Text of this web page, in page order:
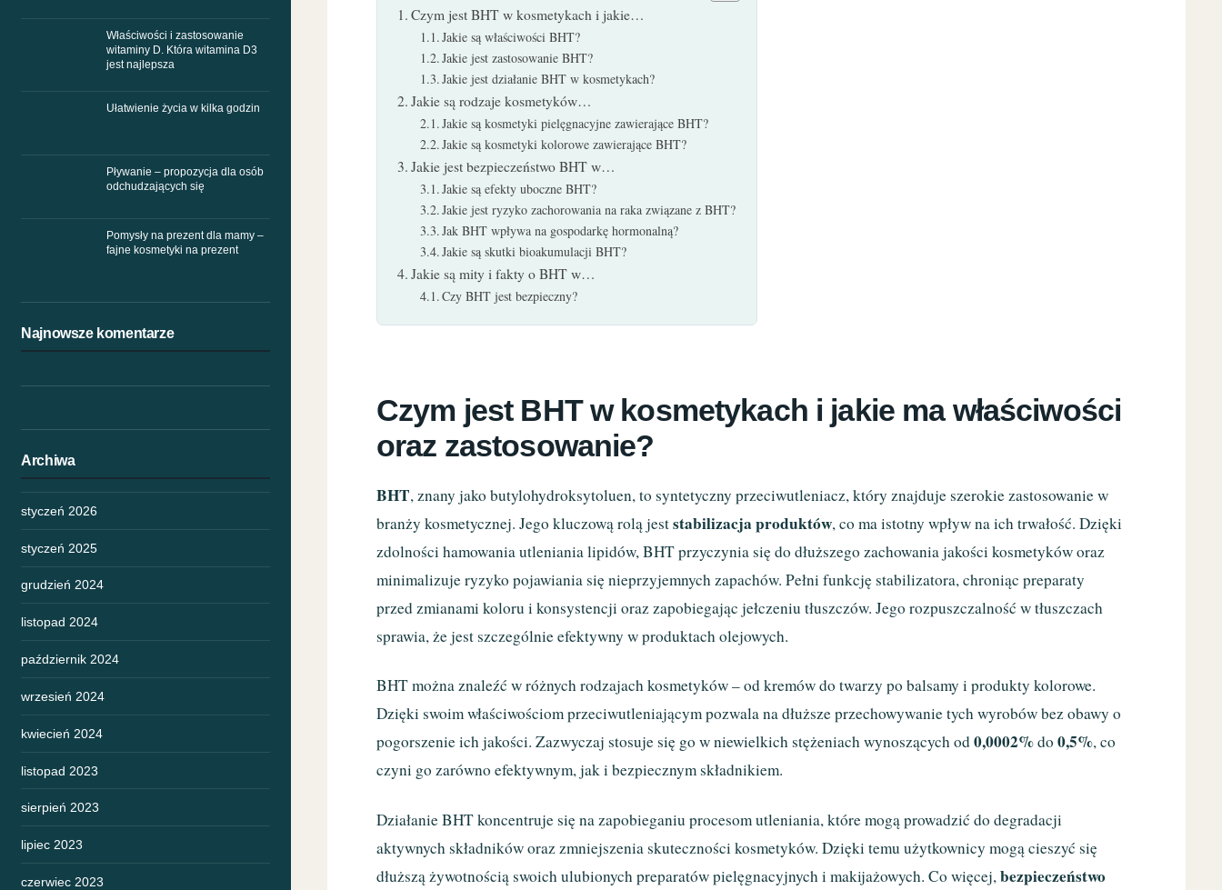
Właściwości i zastosowanie
witaminy D. Która witamina D3
jest najlepsza
Ułatwienie życia w kilka godzin
Pływanie – propozycja dla osób
odchudzających się
Pomysły na prezent dla mamy –
fajne kosmetyki na prezent
Najnowsze komentarze
Archiwa
styczeń 2026
styczeń 2025
grudzień 2024
listopad 2024
październik 2024
wrzesień 2024
kwiecień 2024
listopad 2023
sierpień 2023
lipiec 2023
czerwiec 2023
Czym jest BHT w kosmetykach i jakie…
Jakie są właściwości BHT?
Jakie jest zastosowanie BHT?
Jakie jest działanie BHT w kosmetykach?
Jakie są rodzaje kosmetyków…
Jakie są kosmetyki pielęgnacyjne zawierające BHT?
Jakie są kosmetyki kolorowe zawierające BHT?
Jakie jest bezpieczeństwo BHT w…
Jakie są efekty uboczne BHT?
Jakie jest ryzyko zachorowania na raka związane z BHT?
Jak BHT wpływa na gospodarkę hormonalną?
Jakie są skutki bioakumulacji BHT?
Jakie są mity i fakty o BHT w…
Czy BHT jest bezpieczny?
Czym jest BHT w kosmetykach i jakie ma właściwości
oraz zastosowanie?
BHT, znany jako butylohydroksytoluen, to syntetyczny przeciwutleniacz, który znajduje szerokie zastosowanie w
branży kosmetycznej. Jego kluczową rolą jeststabilizacja produktów, co ma istotny wpływ na ich trwałość. Dzięki
zdolności hamowania utleniania lipidów, BHT przyczynia się do dłuższego zachowania jakości kosmetyków oraz
minimalizuje ryzyko pojawiania się nieprzyjemnych zapachów. Pełni funkcję stabilizatora, chroniąc preparaty
przed zmianami koloru i konsystencji oraz zapobiegając jełczeniu tłuszczów. Jego rozpuszczalność w tłuszczach
sprawia, że jest szczególnie efektywny w produktach olejowych.
BHT można znaleźć w różnych rodzajach kosmetyków – od kremów do twarzy po balsamy i produkty kolorowe.
Dzięki swoim właściwościom przeciwutleniającym pozwala na dłuższe przechowywanie tych wyrobów bez obawy o
pogorszenie ich jakości. Zazwyczaj stosuje się go w niewielkich stężeniach wynoszących od0,0002%do0,5%, co
czyni go zarówno efektywnym, jak i bezpiecznym składnikiem.
Działanie BHT koncentruje się na zapobieganiu procesom utleniania, które mogą prowadzić do degradacji
aktywnych składników oraz zmniejszenia skuteczności kosmetyków. Dzięki temu użytkownicy mogą cieszyć się
dłuższą żywotnością swoich ulubionych preparatów pielęgnacyjnych i makijażowych. Co więcej,bezpieczeństwo